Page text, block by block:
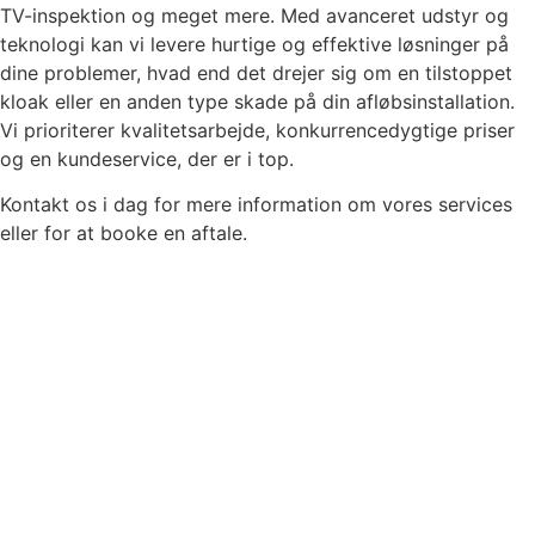
TV-inspektion og meget mere. Med avanceret udstyr og
teknologi kan vi levere hurtige og effektive løsninger på
dine problemer, hvad end det drejer sig om en tilstoppet
kloak eller en anden type skade på din afløbsinstallation.
Vi prioriterer kvalitetsarbejde, konkurrencedygtige priser
og en kundeservice, der er i top.
Kontakt os i dag for mere information om vores services
eller for at booke en aftale.